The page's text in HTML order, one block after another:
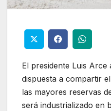
El presidente Luis Arce
dispuesta a compartir
las mayores reservas
será industrializado en